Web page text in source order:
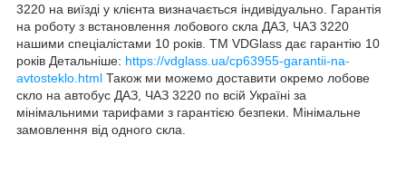
3220 на виїзді у клієнта визначається індивідуально. Гарантія
на роботу з встановлення лобового скла ДАЗ, ЧАЗ 3220
нашими спеціалістами 10 років. TM VDGlass дає гарантію 10
років Детальніше: https://vdglass.ua/cp63955-garantii-na-
avtosteklo.html Також ми можемо доставити окремо лобове
скло на автобус ДАЗ, ЧАЗ 3220 по всій Україні за
мінімальними тарифами з гарантією безпеки. Мінімальне
замовлення від одного скла.